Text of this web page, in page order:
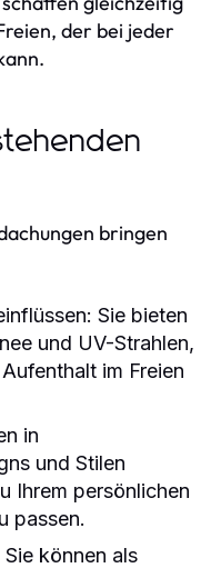
der bei jeder
bringen
Sie bieten
und UV-Strahlen,
im Freien
in
und Stilen
Ihrem persönlichen
passen.
Sie können als